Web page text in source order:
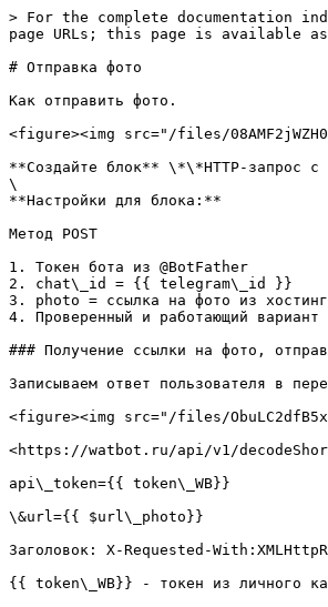
> For the complete documentation
page URLs; this page is available
# Отправка фото
Как отправить фото.
<figure><img src="/files/
**Создайте блок** \*\*HTTP-запрос
\
**Настройки для блока:**
Метод POST
1. Токен бота из @BotFather
2. chat\_id = {{ telegram\_id }}
3. photo = ссылка на фото из
4. Проверенный и работающий
### Получение ссылки на фото,
Записываем ответ пользователя в
<figure><img src="/files/
<https://watbot.ru/api/v1/
api\_token={{ token\_WB}}
\&url={{ $url\_photo}}
Заголовок: X-Requested-
{{ token\_WB}} - токен из личного